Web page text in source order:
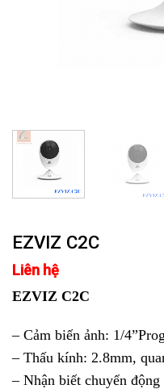
EZVIZ C2C
Liên hệ
EZVIZ C2C
– Cảm biến ảnh: 1/
– Thấu kính: 2.8mm,
– Nhận biết chuyển